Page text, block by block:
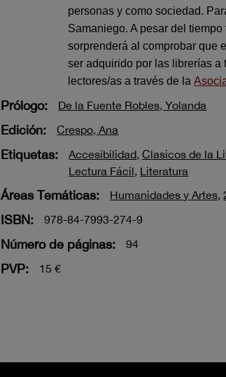
personas y como sociedad.
Samaniego. A pesar del
sorprenderá al comprobar que
ser adquirido por las librerías a
lectores/as a través de la
Prólogo: De la Fuente Robles, Yolanda
Edición: Crespo, Ana
Etiquetas: Accesibilidad,Clasicos de la
Lectura Fácil, Literatura
Áreas Temáticas: Humanidades y Artes,
ISBN: 978-84-7993-274-9
Número de páginas: 94
PVP: 15 €